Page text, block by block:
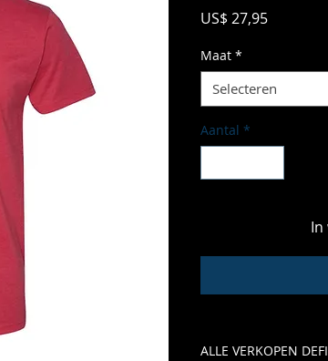
US$ 27,95Prijs
Maat *
Selecteren
Aantal *
In
ALLE VERKOPEN